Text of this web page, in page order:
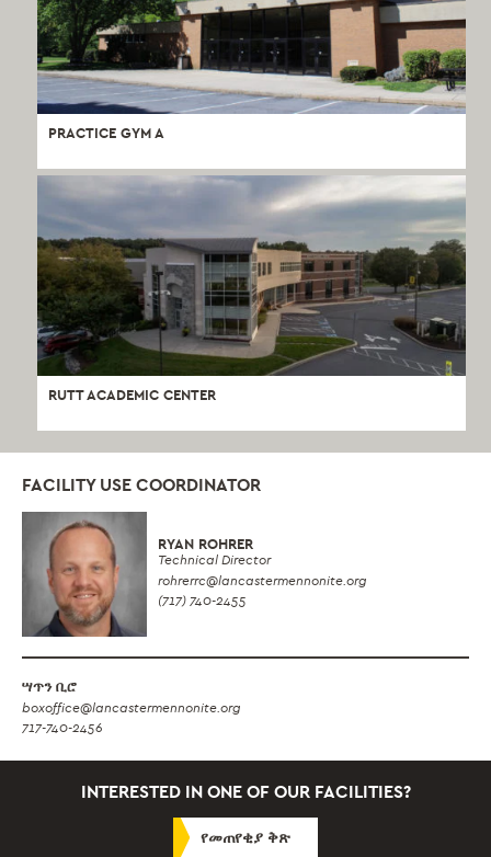
PRACTICE GYM A
RUTT ACADEMIC CENTER
FACILITY USE COORDINATOR
RYAN ROHRER
Technical Director
rohrerrc@lancastermennonite.org
(717) 740-2455
ሣጥን ቢሮ
boxoffice@lancastermennonite.org
717-740-2456
INTERESTED IN ONE OF OUR FACILITIES?
የመጠየቂያ ቅጽ